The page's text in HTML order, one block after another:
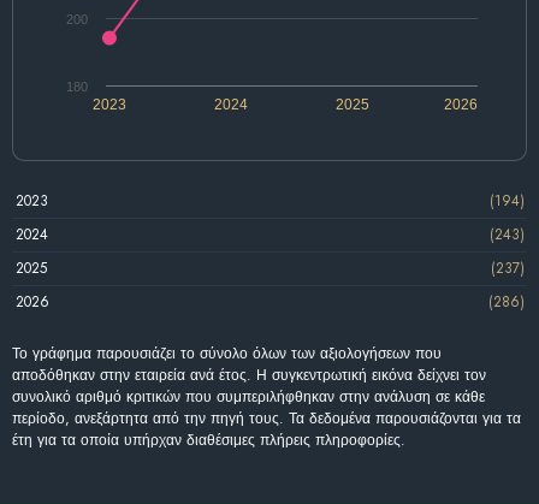
2024 2026
2023 2025
180
200
2023
(194)
2024
(243)
2025
(237)
2026
(286)
Το γράφημα παρουσιάζει το σύνολο όλων των αξιολογήσεων που
αποδόθηκαν στην εταιρεία ανά έτος. Η συγκεντρωτική εικόνα δείχνει τον
συνολικό αριθμό κριτικών που συμπεριλήφθηκαν στην ανάλυση σε κάθε
περίοδο, ανεξάρτητα από την πηγή τους. Τα δεδομένα παρουσιάζονται για τα
έτη για τα οποία υπήρχαν διαθέσιμες πλήρεις πληροφορίες.